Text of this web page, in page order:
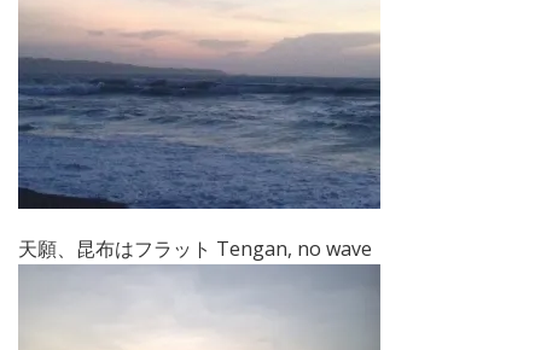
天願、昆布はフラット Tengan, no wave